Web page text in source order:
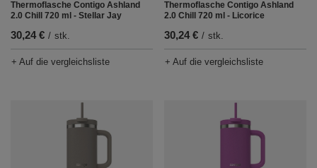
Thermoflasche Contigo Ashland
2.0 Chill 720 ml - Stellar Jay
30,24 € / stk.
+ Auf die vergleichsliste
Thermoflasche Contigo Ashland
2.0 Chill 720 ml - Licorice
30,24 € / stk.
+ Auf die vergleichsliste